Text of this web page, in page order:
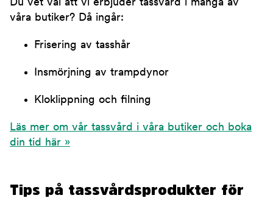
Du vet väl att vi erbjuder tassvård i många av
våra butiker? Då ingår:
Frisering av tasshår
Insmörjning av trampdynor
Kloklippning och filning
Läs mer om vår tassvård i våra butiker och boka
din tid här »
Tips på tassvårdsprodukter för